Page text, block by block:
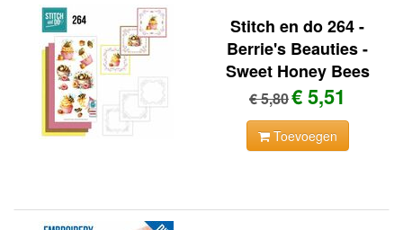
Stitch en do 264 -
Berrie's Beauties -
Sweet Honey Bees
€ 5,80€ 5,51
Toevoegen